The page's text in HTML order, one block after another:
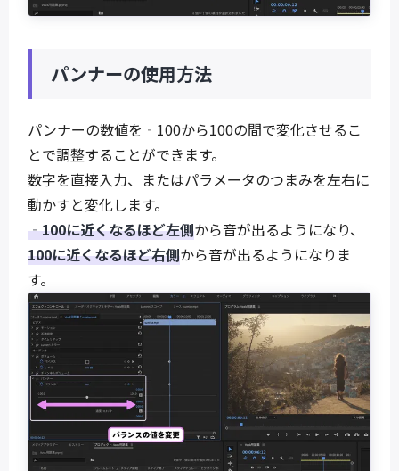
パンナーの使用方法
パンナーの数値を‐100から100の間で変化させるこ
とで調整することができます。
数字を直接入力、またはパラメータのつまみを左右に
動かすと変化します。
‐100に近くなるほど左側から音が出るようになり、
100に近くなるほど右側から音が出るようになりま
す。